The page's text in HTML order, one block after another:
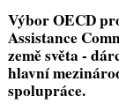
Výbor OECD
Assistance
země světa -
hlavní
spolupráce.